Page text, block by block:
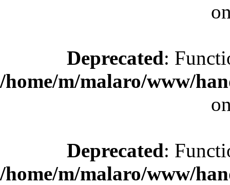
Deprecated:
/home/m/malaro/www/
Deprecated:
/home/m/malaro/www/